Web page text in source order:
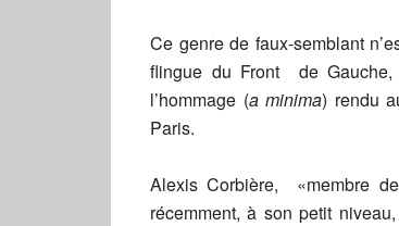
Ce genre de faux-semblant
flingue du Front de Gauche,
l’hommage (a minima) rendu
Paris.
Alexis Corbière, «membre
récemment, à son petit niveau,